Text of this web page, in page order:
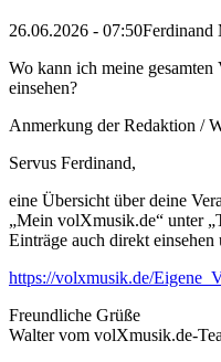
26.06.2026 - 07:50Ferdinand
Wo kann ich meine gesamten
einsehen?
Anmerkung der Redaktion /
Servus Ferdinand,
eine Übersicht über deine
„Mein volXmusik.de“ unter
Einträge auch direkt einsehen
https://volxmusik.de/
Freundliche Grüße
Walter vom volXmusik.de-